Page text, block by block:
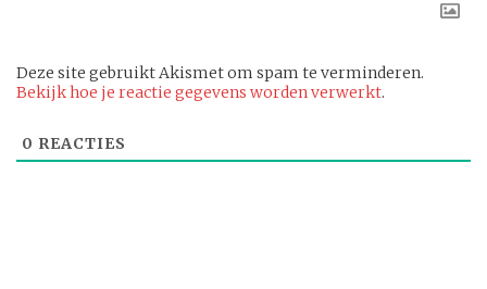
Deze site gebruikt Akismet om spam te verminderen.
Bekijk hoe je reactie gegevens worden verwerkt.
0 REACTIES